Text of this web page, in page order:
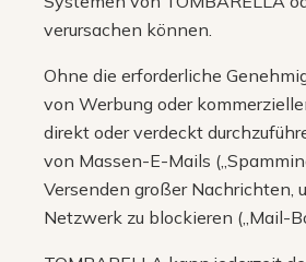
verursachen können.
Ohne die erforderliche
von Werbung oder
direkt oder verdeckt
von Massen-E-Mails
Versenden großer Nachrichten,
Netzwerk zu blockieren („Mail-